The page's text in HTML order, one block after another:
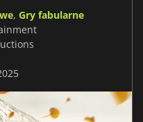
, Gry fabularne